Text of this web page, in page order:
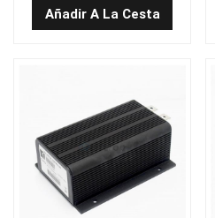
fábrica 1221M-6701
(550A)
Añadir A La Cesta